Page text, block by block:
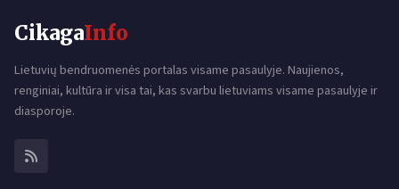
CikagaInfo
Lietuvių bendruomenės portalas visame pasaulyje. Naujienos,
renginiai, kultūra ir visa tai, kas svarbu lietuviams visame pasaulyje ir
diasporoje.